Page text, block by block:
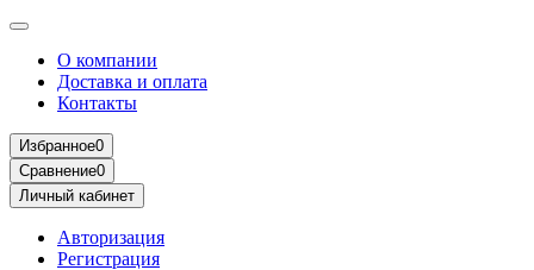
О компании
Доставка и оплата
Контакты
Избранное0
Сравнение0
Личный кабинет
Авторизация
Регистрация